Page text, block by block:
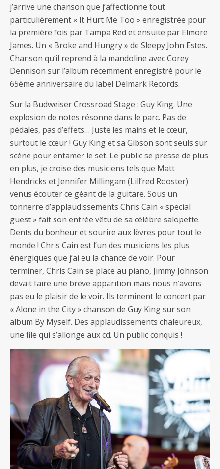
j’arrive une chanson que j’affectionne tout
particulièrement « It Hurt Me Too » enregistrée pour
la première fois par Tampa Red et ensuite par Elmore
James. Un « Broke and Hungry » de Sleepy John Estes.
Chanson qu’il reprend à la mandoline avec Corey
Dennison sur l’album récemment enregistré pour le
65ème anniversaire du label Delmark Records.
Sur la Budweiser Crossroad Stage : Guy King. Une
explosion de notes résonne dans le parc. Pas de
pédales, pas d’effets… Juste les mains et le cœur,
surtout le cœur ! Guy King et sa Gibson sont seuls sur
scène pour entamer le set. Le public se presse de plus
en plus, je croise des musiciens tels que Matt
Hendricks et Jennifer Millingam (Lill’red Rooster)
venus écouter ce géant de la guitare. Sous un
tonnerre d’applaudissements Chris Cain « special
guest » fait son entrée vêtu de sa célèbre salopette.
Dents du bonheur et sourire aux lèvres pour tout le
monde ! Chris Cain est l’un des musiciens les plus
énergiques que j’ai eu la chance de voir. Pour
terminer, Chris Cain se place au piano, Jimmy Johnson
devait faire une brève apparition mais nous n’avons
pas eu le plaisir de le voir. Ils terminent le concert par
« Alone in the City » chanson de Guy King sur son
album By Myself. Des applaudissements chaleureux,
une file qui s’allonge aux cd. Un public conquis !